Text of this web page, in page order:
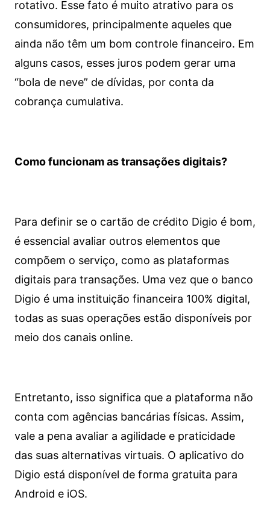
rotativo. Esse fato é muito atrativo para os
consumidores, principalmente aqueles que
ainda não têm um bom controle financeiro. Em
alguns casos, esses juros podem gerar uma
“bola de neve” de dívidas, por conta da
cobrança cumulativa.
Como funcionam as transações digitais?
Para definir se o cartão de crédito Digio é bom,
é essencial avaliar outros elementos que
compõem o serviço, como as plataformas
digitais para transações. Uma vez que o banco
Digio é uma instituição financeira 100% digital,
todas as suas operações estão disponíveis por
meio dos canais online.
Entretanto, isso significa que a plataforma não
conta com agências bancárias físicas. Assim,
vale a pena avaliar a agilidade e praticidade
das suas alternativas virtuais. O aplicativo do
Digio está disponível de forma gratuita para
Android e iOS.